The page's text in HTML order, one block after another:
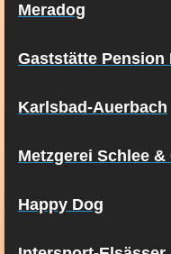
Meradog
Gaststätte Pension
Karlsbad-Auerbach
Metzgerei Schlee &
Happy Dog